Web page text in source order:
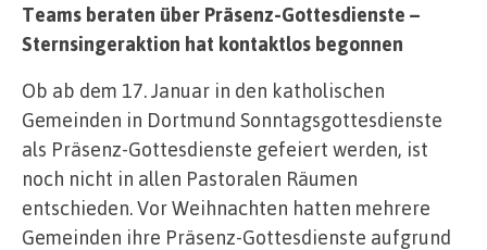
Teams beraten über Präsenz-Gottesdienste –
Sternsingeraktion hat kontaktlos begonnen
Ob ab dem 17. Januar in den katholischen
Gemeinden in Dortmund Sonntagsgottesdienste
als Präsenz-Gottesdienste gefeiert werden, ist
noch nicht in allen Pastoralen Räumen
entschieden. Vor Weihnachten hatten mehrere
Gemeinden ihre Präsenz-Gottesdienste aufgrund